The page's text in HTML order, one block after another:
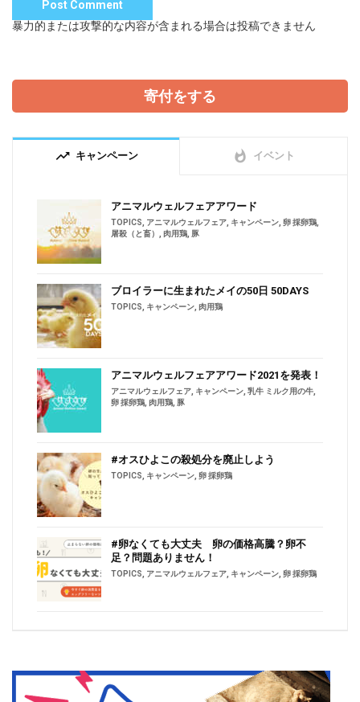
暴力的または攻撃的な内容が含まれる場合は投稿できません
寄付をする
trending_up キャンペーン whatshot イベント
アニマルウェルフェアアワード
TOPICS アニマルウェルフェア キャンペーン 卵 採卵鶏
屠殺（と畜）
肉用鶏 豚
ブロイラーに生まれたメイの50日 50DAYS
TOPICS キャンペーン 肉用鶏
アニマルウェルフェアアワード2021を発表！
アニマルウェルフェア キャンペーン 乳牛 ミルク用の牛
卵 採卵鶏 肉用鶏 豚
#オスひよこの殺処分を廃止しよう
TOPICS キャンペーン 卵 採卵鶏
#卵なくても大丈夫 卵の価格高騰？卵不
足？問題ありません！
TOPICS アニマルウェルフェア キャンペーン 卵 採卵鶏